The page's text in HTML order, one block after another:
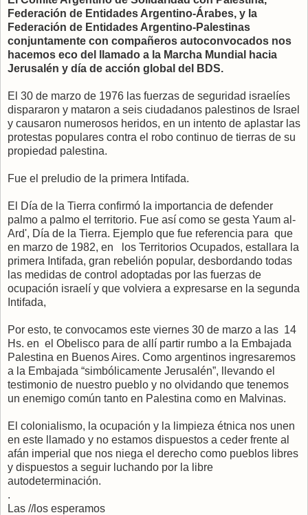
Federación de Entidades Argentino-Árabes, y la
Federación de Entidades Argentino-Palestinas
conjuntamente con compañeros autoconvocados nos
hacemos eco del llamado a la Marcha Mundial hacia
Jerusalén y día de acción global del BDS.
El 30 de marzo de 1976 las fuerzas de seguridad israelíes
dispararon y mataron a seis ciudadanos palestinos de Israel
y causaron numerosos heridos, en un intento de aplastar las
protestas populares contra el robo continuo de tierras de su
propiedad palestina.
Fue el preludio de la primera Intifada.
El Día de la Tierra confirmó la importancia de defender
palmo a palmo el territorio. Fue así como se gesta Yaum al-
Ard', Día de la Tierra. Ejemplo que fue referencia para que
en marzo de 1982, en los Territorios Ocupados, estallara la
primera Intifada, gran rebelión popular, desbordando todas
las medidas de control adoptadas por las fuerzas de
ocupación israelí y que volviera a expresarse en la segunda
Intifada,
Por esto, te convocamos este viernes 30 de marzo a las 14
Hs. en el Obelisco para de allí partir rumbo a la Embajada
Palestina en Buenos Aires. Como argentinos ingresaremos
a la Embajada “simbólicamente Jerusalén”, llevando el
testimonio de nuestro pueblo y no olvidando que tenemos
un enemigo común tanto en Palestina como en Malvinas.
El colonialismo, la ocupación y la limpieza étnica nos unen
en este llamado y no estamos dispuestos a ceder frente al
afán imperial que nos niega el derecho como pueblos libres
y dispuestos a seguir luchando por la libre
autodeterminación.
.
Las //los esperamos